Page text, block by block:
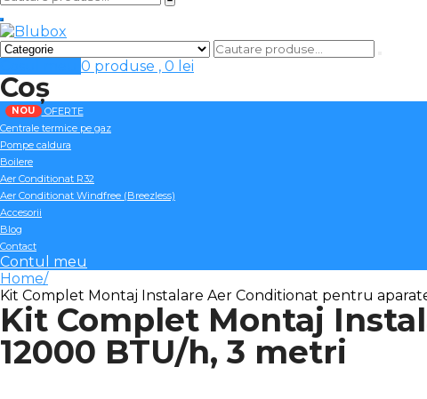
0 produse , 0 lei
Coș
NOU OFERTE
Centrale termice pe gaz
Pompe caldura
Boilere
Aer Conditionat R32
Aer Conditionat Windfree (Breezless)
Accesorii
Blog
Contact
Contul meu
Home
Kit Complet Montaj Instalare Aer Conditionat pentru
Kit Complet Montaj
12000 BTU/h, 3 metri